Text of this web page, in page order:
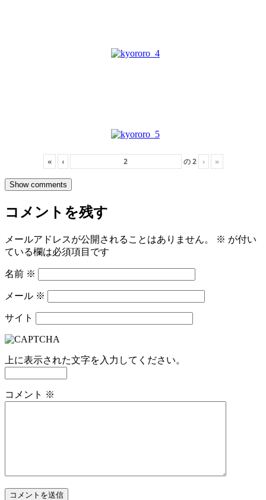
« ‹ の2 › »
Show comments
コメントを残す
メールアドレスが公開されることはありません。 ※ が付い
ている欄は必須項目です
名前 ※
メール ※
サイト
上に表示された文字を入力してください。
コメント ※